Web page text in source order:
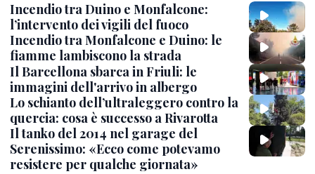
Incendio tra Duino e Monfalcone:
l’intervento dei vigili del fuoco
Incendio tra Monfalcone e Duino: le
fiamme lambiscono la strada
Il Barcellona sbarca in Friuli: le
immagini dell'arrivo in albergo
Lo schianto dell’ultraleggero contro la
quercia: cosa è successo a Rivarotta
Il tanko del 2014 nel garage del
Serenissimo: «Ecco come potevamo
resistere per qualche giornata»